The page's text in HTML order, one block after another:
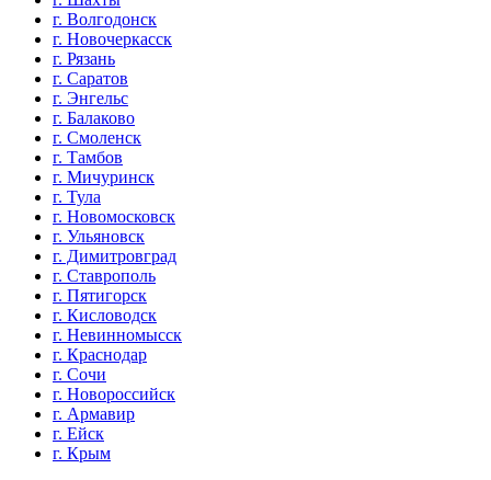
г. Волгодонск
г. Новочеркасск
г. Рязань
г. Саратов
г. Энгельс
г. Балаково
г. Смоленск
г. Тамбов
г. Мичуринск
г. Тула
г. Новомосковск
г. Ульяновск
г. Димитровград
г. Ставрополь
г. Пятигорск
г. Кисловодск
г. Невинномысск
г. Краснодар
г. Сочи
г. Новороссийск
г. Армавир
г. Ейск
г. Крым